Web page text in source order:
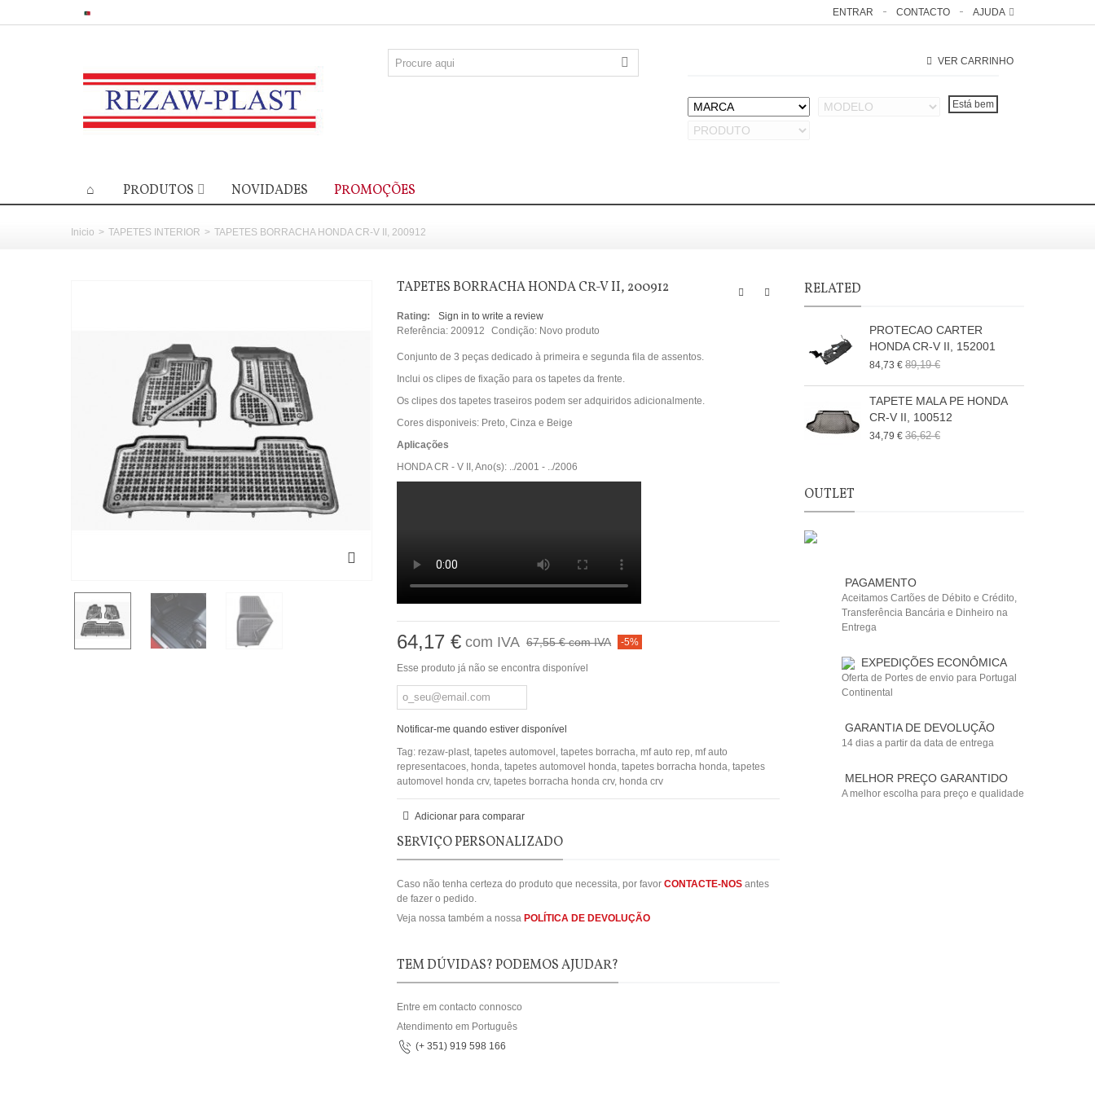
AJUDA
CONTACTO
ENTRAR
VER CARRINHO
PRODUTOS NOVIDADES PROMOÇÕES
Inicio > TAPETES INTERIOR > TAPETES BORRACHA HONDA CR-V II, 200912
TAPETES BORRACHA HONDA CR-V II, 200912
Rating:
Sign in to write a review
Referência: 200912 Condição: Novo produto
Conjunto de 3 peças dedicado à primeira e segunda fila de assentos.
Inclui os clipes de fixação para os tapetes da frente.
Os clipes dos tapetes traseiros podem ser adquiridos adicionalmente.
Cores disponiveis: Preto, Cinza e Beige
Aplicações
HONDA CR - V II, Ano(s): ../2001 - ../2006
64,17 €com IVA 67,55 €com IVA -5%
Esse produto já não se encontra disponível
Notificar-me quando estiver disponível
Tag: rezaw-plast, tapetes automovel , tapetes borracha, mf auto rep, mf auto
representacoes, honda, tapetes automovel honda, tapetes borracha honda, tapetes
automovel honda crv, tapetes borracha honda crv, honda crv
Adicionar para comparar
SERVIÇO PERSONALIZADO
Caso não tenha certeza do produto que necessita, por favor CONTACTE-NOSantes
de fazer o pedido.
Veja nossa também a nossa POLÍTICA DE DEVOLUÇÃO
TEM DÚVIDAS? PODEMOS AJUDAR?
Entre em contacto connosco
Atendimento em Português
(+ 351) 919 598 166
RELATED
PROTECAO CARTER
HONDA CR-V II, 152001
84,73 € 89,19 €
TAPETE MALA PE HONDA
CR-V II, 100512
34,79 € 36,62 €
OUTLET
PAGAMENTO
Aceitamos Cartões de Débito e Crédito,
Transferência Bancária e Dinheiro na
Entrega
EXPEDIÇÕES ECONÔMICA
Oferta de Portes de envio para Portugal
Continental
GARANTIA DE DEVOLUÇÃO
14 dias a partir da data de entrega
MELHOR PREÇO GARANTIDO
A melhor escolha para preço e qualidade